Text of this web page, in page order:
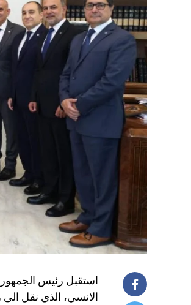
استقبل رئيس
الانسي، الذي نقل